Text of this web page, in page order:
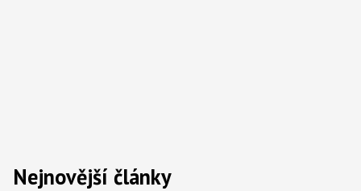
Nejnovější články